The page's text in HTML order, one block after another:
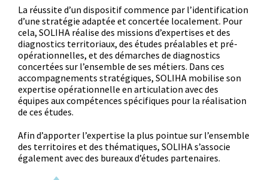
La réussite d’un dispositif commence par l’identification
d’une stratégie adaptée et concertée localement. Pour
cela, SOLIHA réalise des missions d’expertises et des
diagnostics territoriaux, des études préalables et pré-
opérationnelles, et des démarches de diagnostics
concertées sur l’ensemble de ses métiers. Dans ces
accompagnements stratégiques, SOLIHA mobilise son
expertise opérationnelle en articulation avec des
équipes aux compétences spécifiques pour la réalisation
de ces études.
Afin d’apporter l’expertise la plus pointue sur l’ensemble
des territoires et des thématiques, SOLIHA s’associe
également avec des bureaux d’études partenaires.